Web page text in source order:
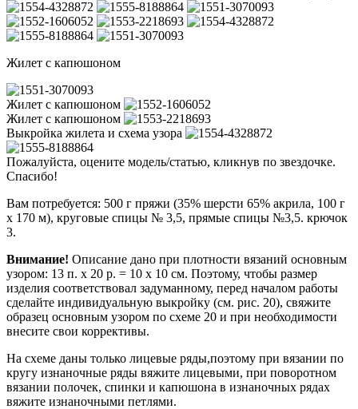
Жилет с капюшоном
Жилет с капюшоном
Жилет с капюшоном
Выкройка жилета и схема узора
Пожалуйста, оцените модель/статью, кликнув по звездочке.
Спасибо!
Вам потребуется: 500 г пряжи (35% шерсти 65% акрила, 100 г
х 170 м), круговые спицы № 3,5, прямые спицы №3,5. крючок
3.
Внимание! Описание дано при плотности вязаний основным
узором: 13 п. х 20 р. = 10 х 10 см. Поэтому, чтобы размер
изделия соответствовал задуманному, перед началом работы
сделайте индивидуальную выкройку (см. рис. 20), свяжите
образец основным узором по схеме 20 и при необходимости
внесите свои коррективы.
На схеме даны только лицевые ряды,поэтому при вязании по
кругу изнаночные ряды вяжите лицевыми, при поворотном
вязании полочек, спинки и капюшона в изнаночных рядах
вяжите изнаночными петлями.